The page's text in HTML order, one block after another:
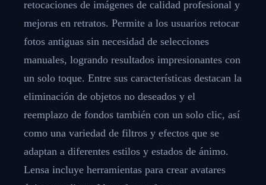
retocaciones de imágenes de calidad profesional y
mejoras en retratos. Permite a los usuarios retocar
fotos antiguas sin necesidad de selecciones
manuales, logrando resultados impresionantes con
un solo toque. Entre sus características destacan la
eliminación de objetos no deseados y el
reemplazo de fondos también con un solo clic, así
como una variedad de filtros y efectos que se
adaptan a diferentes estilos y estados de ánimo.
Lensa incluye herramientas para crear avatares